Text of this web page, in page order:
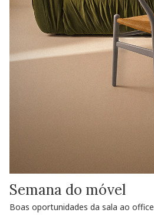
Semana do móvel
Boas oportunidades da sala ao office